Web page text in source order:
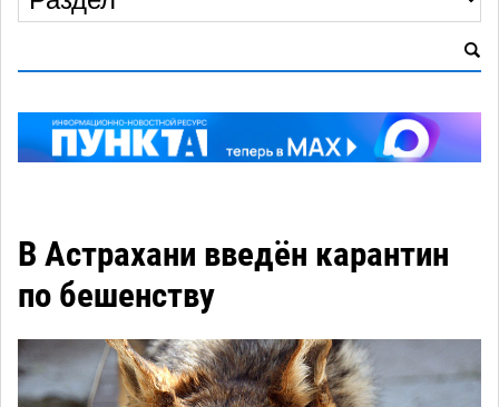
В Астрахани введён карантин
по бешенству